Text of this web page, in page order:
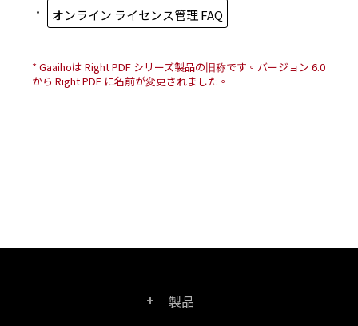
• オンライン ライセンス管理 FAQ
* Gaaihoは Right PDF シリーズ製品の旧称です。バージョン 6.0
から Right PDF に名前が変更されました。
製品